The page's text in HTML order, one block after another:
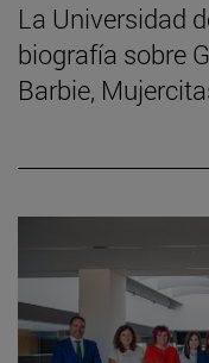
La Universidad
biografía sobre
Barbie,